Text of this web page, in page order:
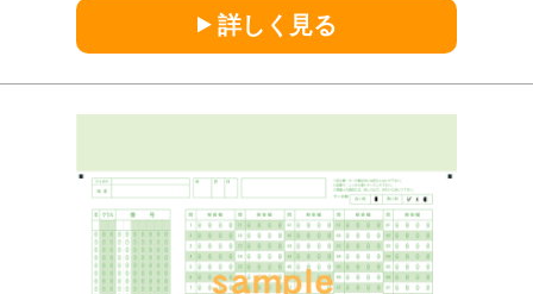
詳しく見る